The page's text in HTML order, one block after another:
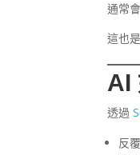
通常
這也
AI
透過
反